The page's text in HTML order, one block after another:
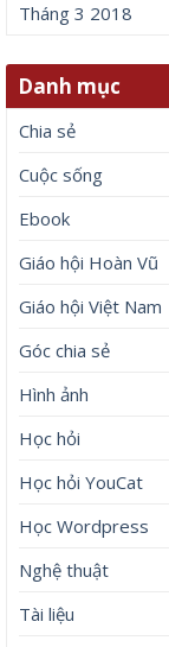
Tháng 3 2018
Danh mục
Chia sẻ
Cuộc sống
Ebook
Giáo hội Hoàn Vũ
Giáo hội Việt Nam
Góc chia sẻ
Hình ảnh
Học hỏi
Học hỏi YouCat
Học Wordpress
Nghệ thuật
Tài liệu